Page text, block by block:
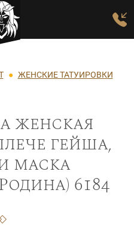
ЖЕНСКИЕ ТАТУИРОВКИ
женская
гейша,
маска
6184